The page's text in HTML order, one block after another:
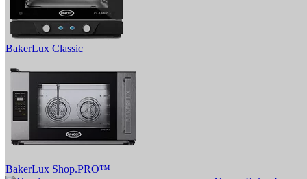
BakerLux Classic
BakerLux Shop.PRO™